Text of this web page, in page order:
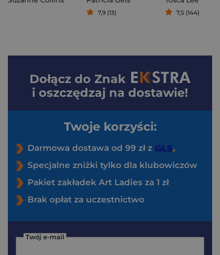
7,9 (13) 7,5 (144)
Dołącz do Znak
i oszczędzaj na dostawie!
Twoje korzyści:
Darmowa dostawa od 99 zł z
Specjalne zniżki tylko dla klubowiczów
Pakiet zakładek Art Ladies za 1 zł
Brak opłat za uczestnictwo
Twój e-mail